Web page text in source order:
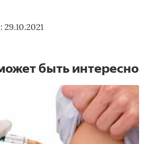
быть интересно